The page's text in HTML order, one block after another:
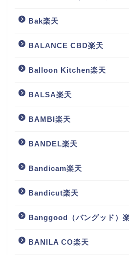
Bak楽天
BALANCE CBD楽天
Balloon Kitchen楽天
BALSA楽天
BAMBI楽天
BANDEL楽天
Bandicam楽天
Bandicut楽天
Banggood（バングッド）
BANILA CO楽天